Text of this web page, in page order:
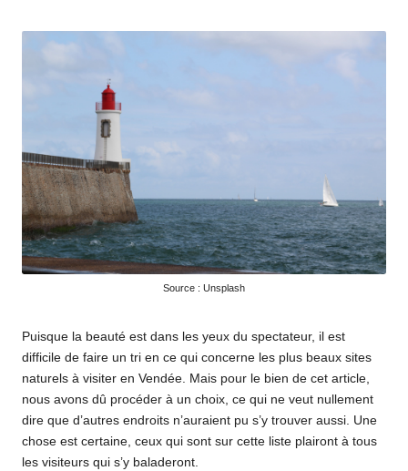
Source : Unsplash
Puisque la beauté est dans les yeux du spectateur, il est
difficile de faire un tri en ce qui concerne les plus beaux sites
naturels à visiter en Vendée. Mais pour le bien de cet article,
nous avons dû procéder à un choix, ce qui ne veut nullement
dire que d’autres endroits n’auraient pu s’y trouver aussi. Une
chose est certaine, ceux qui sont sur cette liste plairont à tous
les visiteurs qui s’y baladeront.